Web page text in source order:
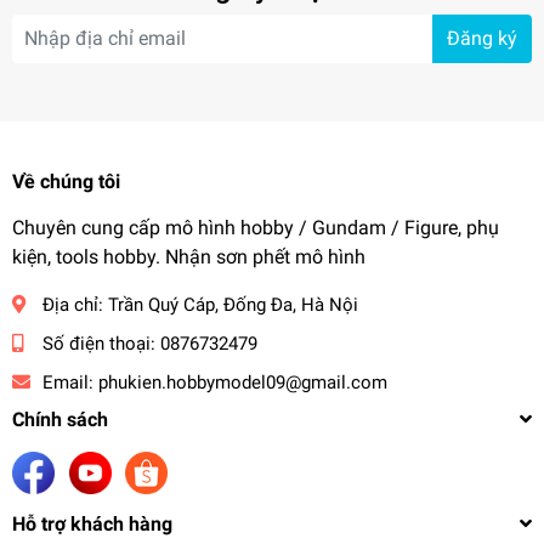
Đăng ký
Về chúng tôi
Chuyên cung cấp mô hình hobby / Gundam / Figure, phụ
kiện, tools hobby. Nhận sơn phết mô hình
Địa chỉ: Trần Quý Cáp, Đống Đa, Hà Nội
Số điện thoại: 0876732479
Email: phukien.hobbymodel09@gmail.com
Chính sách
Hỗ trợ khách hàng